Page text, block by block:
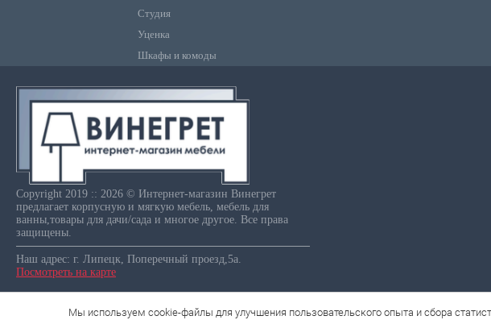
Мы используем cookie-файлы для улучшения пользовательского опыта и сбора
Студия
Уценка
Шкафы и комоды
Copyright 2019 :: 2026 © Интернет-магазин Винегрет
предлагает корпусную и мягкую мебель, мебель для
ванны,товары для дачи/сада и многое другое. Все права
защищены.
Наш адрес: г. Липецк, Поперечный проезд,5а.
Посмотреть на карте